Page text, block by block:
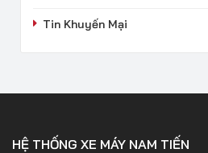
Tin Khuyến Mại
HỆ THỐNG XE MÁY NAM TIẾN